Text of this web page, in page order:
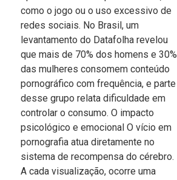
como o jogo ou o uso excessivo de
redes sociais. No Brasil, um
levantamento do Datafolha revelou
que mais de 70% dos homens e 30%
das mulheres consomem conteúdo
pornográfico com frequência, e parte
desse grupo relata dificuldade em
controlar o consumo. O impacto
psicológico e emocional O vício em
pornografia atua diretamente no
sistema de recompensa do cérebro.
A cada visualização, ocorre uma